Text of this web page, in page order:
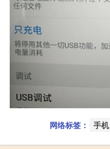
网络标签： 手机